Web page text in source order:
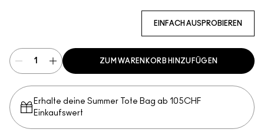
EINFACH AUSPROBIEREN
ZUM WARENKORB HINZUFÜGEN
Erhalte deine Summer Tote Bag ab 105CHF
Einkaufswert​